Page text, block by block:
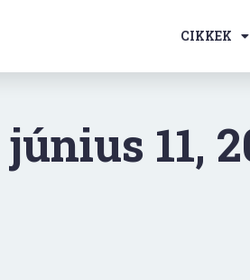
CIKKEK
június 11,